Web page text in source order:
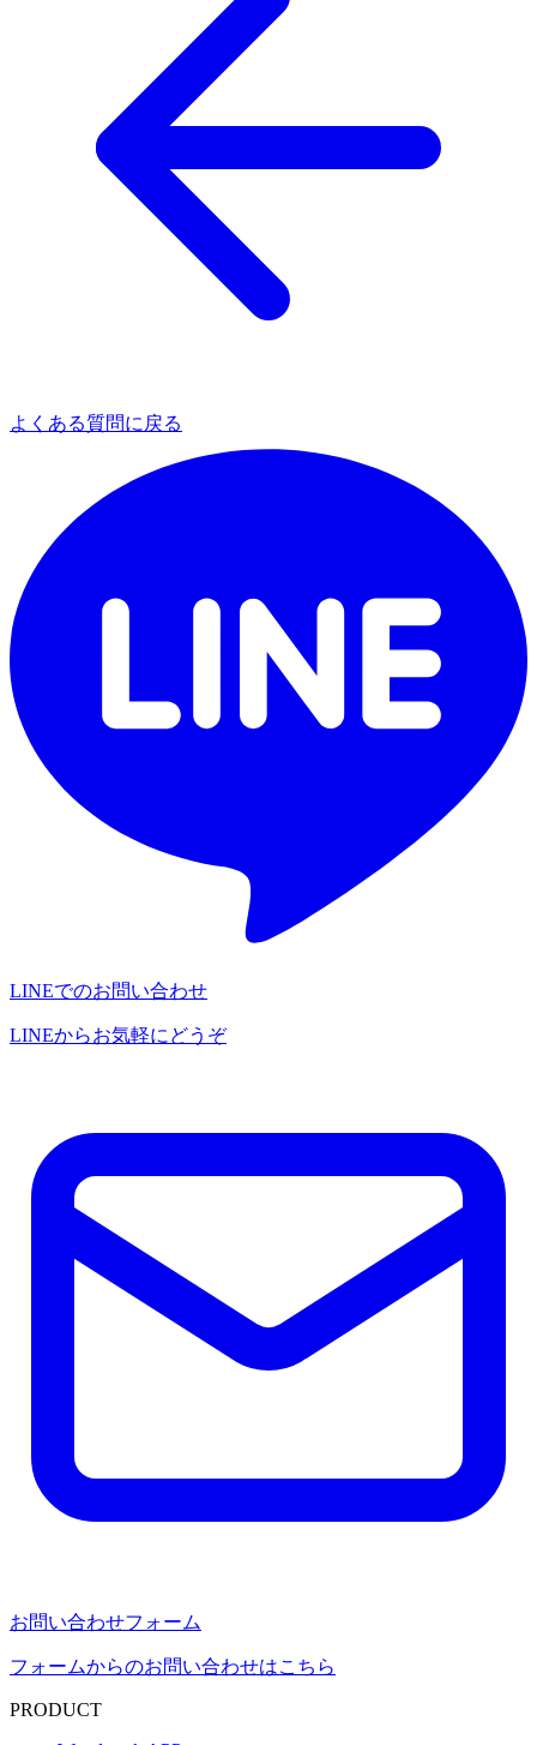
よくある質問に戻る
LINEでのお問い合わせ
LINEからお気軽にどうぞ
お問い合わせフォーム
フォームからのお問い合わせはこちら
PRODUCT